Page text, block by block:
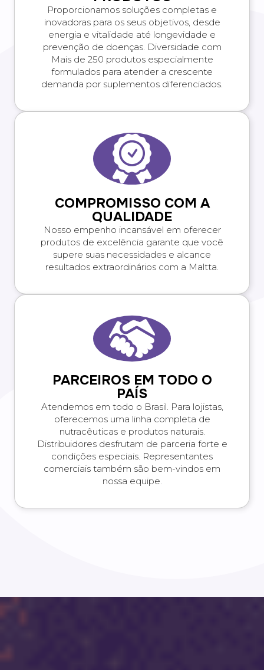
Proporcionamos soluções completas e
inovadoras para os seus objetivos, desde
energia e vitalidade até longevidade e
prevenção de doenças. Diversidade com
Mais de 250 produtos especialmente
formulados para atender a crescente
demanda por suplementos diferenciados.
COMPROMISSO COM A
QUALIDADE
Nosso empenho incansável em oferecer
produtos de excelência garante que você
supere suas necessidades e alcance
resultados extraordinários com a Maltta.
PARCEIROS EM TODO O
PAÍS
Atendemos em todo o Brasil. Para lojistas,
oferecemos uma linha completa de
nutracêuticas e produtos naturais.
Distribuidores desfrutam de parceria forte e
condições especiais. Representantes
comerciais também são bem-vindos em
nossa equipe.